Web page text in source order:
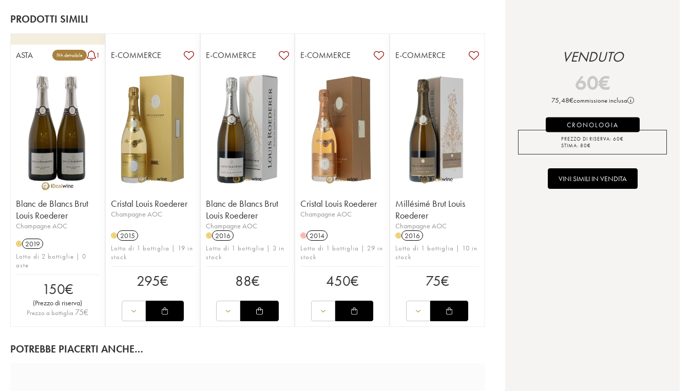
PRODOTTI SIMILI
ASTA IVA detraibile 1
Blanc de Blancs Brut
Louis Roederer
Champagne AOC
H 2019
Lotto di 2 bottiglie | 0
aste
150€
(Prezzo di riserva)
Prezzo a bottiglia 75€
E-COMMERCE
Cristal Louis Roederer
Champagne AOC
H 2015
Lotto di 1 bottiglia | 19 in
stock
295€
E-COMMERCE
Blanc de Blancs Brut
Louis Roederer
Champagne AOC
H 2016
Lotto di 1 bottiglia | 3 in
stock
88€
E-COMMERCE
Cristal Louis Roederer
Champagne AOC
H 2014
Lotto di 1 bottiglia | 29 in
stock
450€
E-COMMERCE
Millésimé Brut Louis
Roederer
Champagne AOC
H 2016
Lotto di 1 bottiglia | 10 in
stock
75€
POTREBBE PIACERTI ANCHE…
VENDUTO
60€
75,48€commissione inclusa
CRONOLOGIA
PREZZO DI RISERVA: 60€
STIMA: 80€
VINI SIMILI IN VENDITA